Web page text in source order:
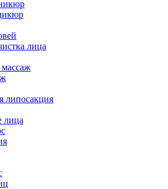
лица
липосакция
лица